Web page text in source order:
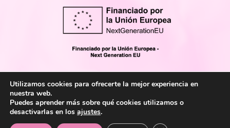
Copyright © 2026 Desarrollado porSan-Cha Informática.
Política de cookies,Política de privacidad
Utilizamos cookies para ofrecerte la mejor experiencia en
nuestra web.
Puedes aprender más sobre qué cookies utilizamos o
desactivarlas en los ajustes.